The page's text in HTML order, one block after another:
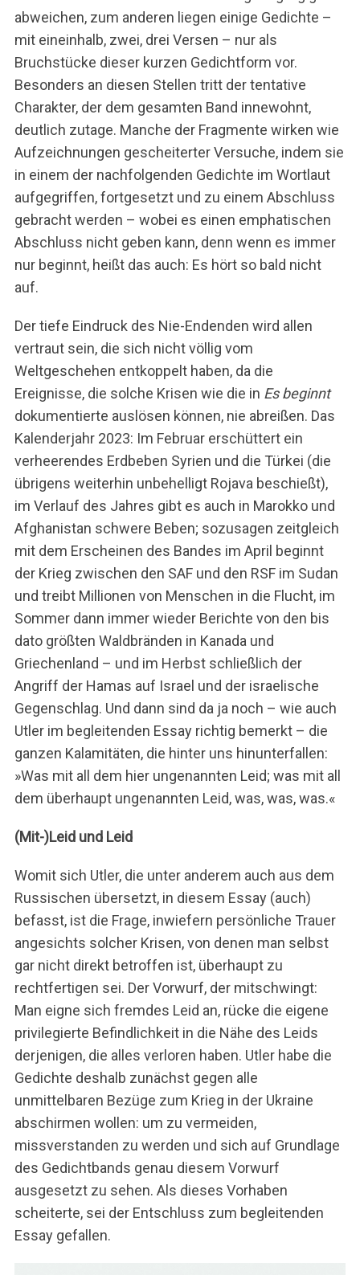
abweichen, zum anderen liegen einige Gedichte –
mit eineinhalb, zwei, drei Versen – nur als
Bruchstücke dieser kurzen Gedichtform vor.
Besonders an diesen Stellen tritt der tentative
Charakter, der dem gesamten Band innewohnt,
deutlich zutage. Manche der Fragmente wirken wie
Aufzeichnungen gescheiterter Versuche, indem sie
in einem der nachfolgenden Gedichte im Wortlaut
aufgegriffen, fortgesetzt und zu einem Abschluss
gebracht werden – wobei es einen emphatischen
Abschluss nicht geben kann, denn wenn es immer
nur beginnt, heißt das auch: Es hört so bald nicht
auf.
Der tiefe Eindruck des Nie-Endenden wird allen
vertraut sein, die sich nicht völlig vom
Weltgeschehen entkoppelt haben, da die
Ereignisse, die solche Krisen wie die in Es beginnt
dokumentierte auslösen können, nie abreißen. Das
Kalenderjahr 2023: Im Februar erschüttert ein
verheerendes Erdbeben Syrien und die Türkei (die
übrigens weiterhin unbehelligt Rojava beschießt),
im Verlauf des Jahres gibt es auch in Marokko und
Afghanistan schwere Beben; sozusagen zeitgleich
mit dem Erscheinen des Bandes im April beginnt
der Krieg zwischen den SAF und den RSF im Sudan
und treibt Millionen von Menschen in die Flucht, im
Sommer dann immer wieder Berichte von den bis
dato größten Waldbränden in Kanada und
Griechenland – und im Herbst schließlich der
Angriff der Hamas auf Israel und der israelische
Gegenschlag. Und dann sind da ja noch – wie auch
Utler im begleitenden Essay richtig bemerkt – die
ganzen Kalamitäten, die hinter uns hinunterfallen:
»Was mit all dem hier ungenannten Leid; was mit all
dem überhaupt ungenannten Leid, was, was, was.«
(Mit-)Leid und Leid
Womit sich Utler, die unter anderem auch aus dem
Russischen übersetzt, in diesem Essay (auch)
befasst, ist die Frage, inwiefern persönliche Trauer
angesichts solcher Krisen, von denen man selbst
gar nicht direkt betroffen ist, überhaupt zu
rechtfertigen sei. Der Vorwurf, der mitschwingt:
Man eigne sich fremdes Leid an, rücke die eigene
privilegierte Befindlichkeit in die Nähe des Leids
derjenigen, die alles verloren haben. Utler habe die
Gedichte deshalb zunächst gegen alle
unmittelbaren Bezüge zum Krieg in der Ukraine
abschirmen wollen: um zu vermeiden,
missverstanden zu werden und sich auf Grundlage
des Gedichtbands genau diesem Vorwurf
ausgesetzt zu sehen. Als dieses Vorhaben
scheiterte, sei der Entschluss zum begleitenden
Essay gefallen.